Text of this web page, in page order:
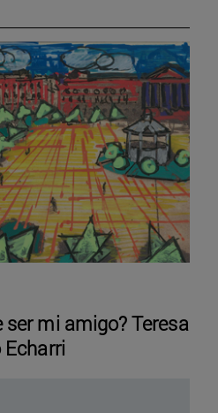
ser mi amigo? Teresa
Echarri